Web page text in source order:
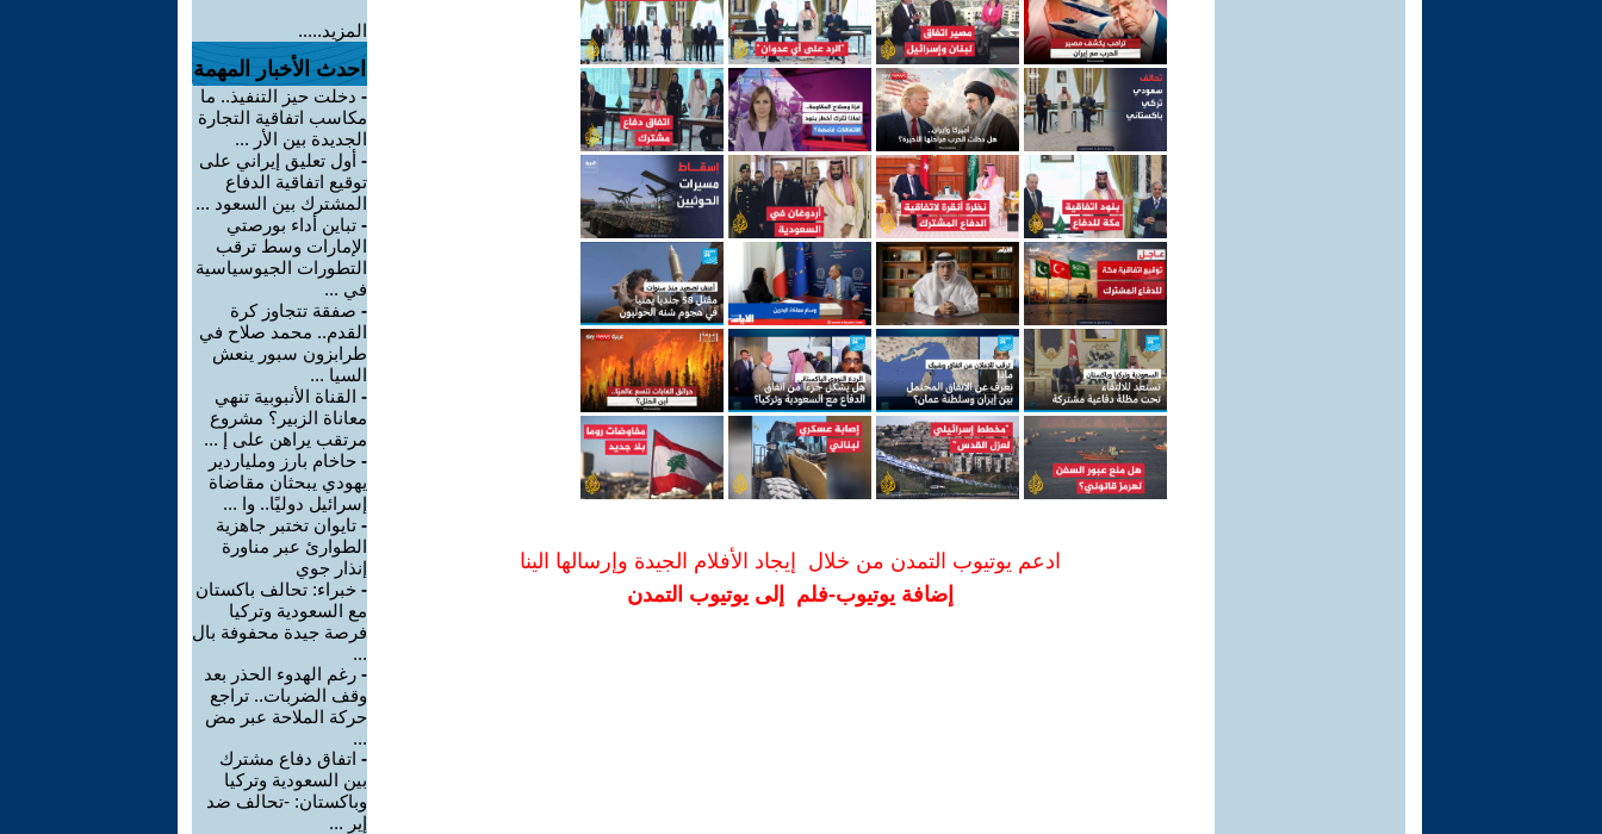
ادعم يوتيوب التمدن من خلال إيجاد الأفلام الجيدة وإرسالها الينا
إضافة يوتيوب-فلم إلى يوتيوب التمدن
المزيد.....
احدث الأخبار المهمة
- دخلت حيز التنفيذ.. ما
مكاسب اتفاقية التجارة
الجديدة بين الأر ...
- أول تعليق إيراني على
توقيع اتفاقية الدفاع
المشترك بين السعود ...
- تباين أداء بورصتي
الإمارات وسط ترقب
التطورات الجيوسياسية
في ...
- صفقة تتجاوز كرة
القدم.. محمد صلاح في
طرابزون سبور ينعش
السيا ...
- القناة الأنبوبية تنهي
معاناة الزبير؟ مشروع
مرتقب يراهن على إ ...
- حاخام بارز وملياردير
يهودي يبحثان مقاضاة
إسرائيل دوليًا.. وا ...
- تايوان تختبر جاهزية
الطوارئ عبر مناورة
إنذار جوي
- خبراء: تحالف باكستان
مع السعودية وتركيا
فرصة جيدة محفوفة بال
...
- رغم الهدوء الحذر بعد
وقف الضربات.. تراجع
حركة الملاحة عبر مض
...
- اتفاق دفاع مشترك
بين السعودية وتركيا
وباكستان: -تحالف ضد
إير ...